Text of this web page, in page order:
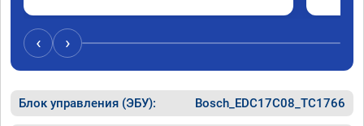
катаюсь, держит 12-12.5. Коробка
перестала подпинывать при наборе
скорости. Педаль газа более отзывчевее. В
похоже
‹ ›
Блок управления (ЭБУ): Bosch_EDC17C08_TC1766